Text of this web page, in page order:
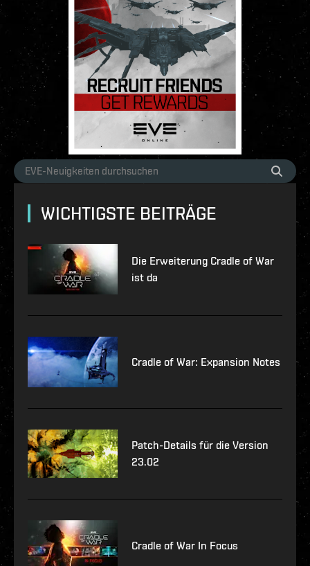
WICHTIGSTE BEITRÄGE
Die Erweiterung Cradle of War
ist da
Cradle of War: Expansion Notes
Patch-Details für die Version
23.02
Cradle of War In Focus